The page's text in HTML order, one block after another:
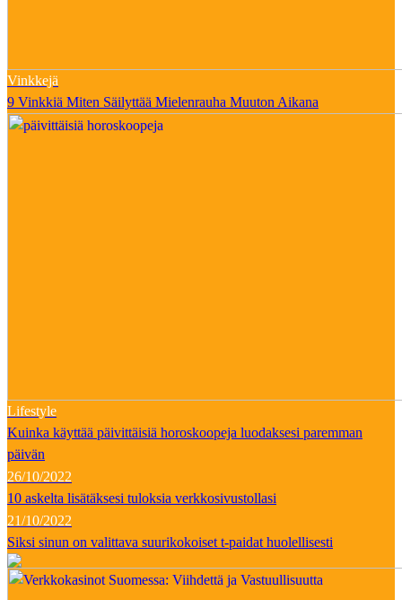
Vinkkejä
9 Vinkkiä Miten Säilyttää Mielenrauha Muuton Aikana
Lifestyle
Kuinka käyttää päivittäisiä horoskoopeja luodaksesi paremman
päivän
26/10/2022
10 askelta lisätäksesi tuloksia verkkosivustollasi
21/10/2022
Siksi sinun on valittava suurikokoiset t-paidat huolellisesti